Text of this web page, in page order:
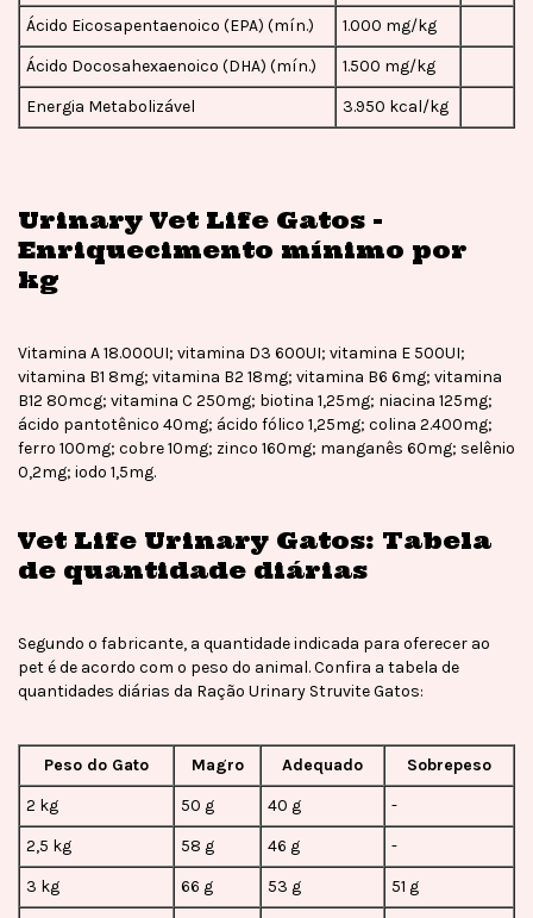
Ácido Eicosapentaenoico (EPA) (mín.)
1.000 mg/kg
Ácido Docosahexaenoico (DHA) (mín.)
1.500 mg/kg
Energia Metabolizável
3.950 kcal/kg
Urinary Vet Life Gatos -
Enriquecimento mínimo por
kg
Vitamina A 18.000UI; vitamina D3 600UI; vitamina E 500UI;
vitamina B1 8mg; vitamina B2 18mg; vitamina B6 6mg; vitamina
B12 80mcg; vitamina C 250mg; biotina 1,25mg; niacina 125mg;
ácido pantotênico 40mg; ácido fólico 1,25mg; colina 2.400mg;
ferro 100mg; cobre 10mg; zinco 160mg; manganês 60mg; selênio
0,2mg; iodo 1,5mg.
Vet Life Urinary Gatos: Tabela
de quantidade diárias
Segundo o fabricante, a quantidade indicada para oferecer ao
pet é de acordo com o peso do animal. Confira a tabela de
quantidades diárias da Ração Urinary Struvite Gatos:
Peso do Gato Magro Adequado
Sobrepeso
2 kg
50 g 40 g
-
2,5 kg
58 g 46 g
-
3 kg
66 g 53 g
51 g